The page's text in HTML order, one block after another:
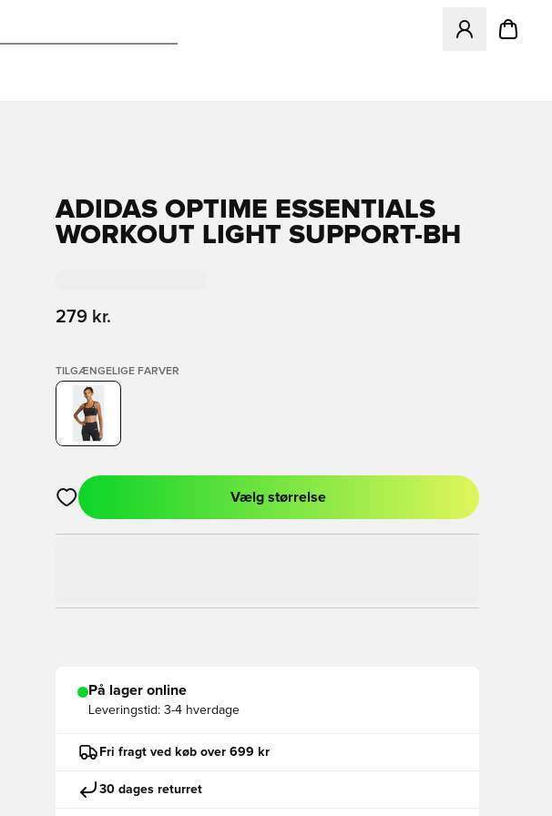
Åbner en
ADIDAS OPTIME ESSENTIALS
WORKOUT LIGHT SUPPORT-BH
279 kr.
TILGÆNGELIGE FARVER
Åbner en Modal til at logge ind eller tilmelde dig som medlem
Vælg størrelse
På lager online
Leveringstid: 3-4 hverdage
Fri fragt ved køb over 699 kr
30 dages returret